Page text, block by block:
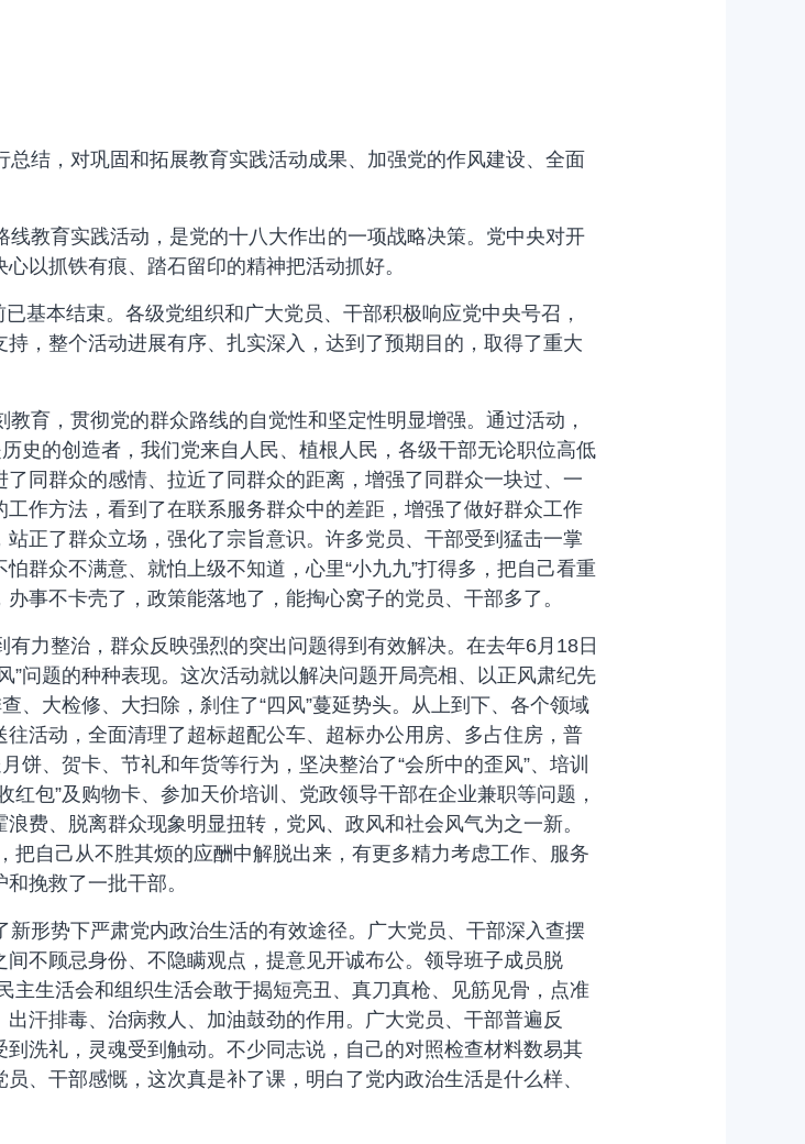
结，对巩固和拓展教育实践活动成果、加强党的作风建设、全面
教育实践活动，是党的十八大作出的一项战略决策。党中央对开
以抓铁有痕、踏石留印的精神把活动抓好。
基本结束。各级党组织和广大党员、干部积极响应党中央号召，
，整个活动进展有序、扎实深入，达到了预期目的，取得了重大
育，贯彻党的群众路线的自觉性和坚定性明显增强。通过活动，
史的创造者，我们党来自人民、植根人民，各级干部无论职位高低
同群众的感情、拉近了同群众的距离，增强了同群众一块过、一
作方法，看到了在联系服务群众中的差距，增强了做好群众工作
正了群众立场，强化了宗旨意识。许多党员、干部受到猛击一掌
群众不满意、就怕上级不知道，心里“小九九”打得多，把自己看重
事不卡壳了，政策能落地了，能掏心窝子的党员、干部多了。
力整治，群众反映强烈的突出问题得到有效解决。在去年6月18日
”问题的种种表现。这次活动就以解决问题开局亮相、以正风肃纪先
、大检修、大扫除，刹住了“四风”蔓延势头。从上到下、各个领域
活动，全面清理了超标超配公车、超标办公用房、多占住房，普
饼、贺卡、节礼和年货等行为，坚决整治了“会所中的歪风”、培训
红包”及购物卡、参加天价培训、党政领导干部在企业兼职等问题，
费、脱离群众现象明显扭转，党风、政风和社会风气为之一新。
把自己从不胜其烦的应酬中解脱出来，有更多精力考虑工作、服务
挽救了一批干部。
形势下严肃党内政治生活的有效途径。广大党员、干部深入查摆
不顾忌身份、不隐瞒观点，提意见开诚布公。领导班子成员脱
主生活会和组织生活会敢于揭短亮丑、真刀真枪、见筋见骨，点准
汗排毒、治病救人、加油鼓劲的作用。广大党员、干部普遍反
洗礼，灵魂受到触动。不少同志说，自己的对照检查材料数易其
、干部感慨，这次真是补了课，明白了党内政治生活是什么样、